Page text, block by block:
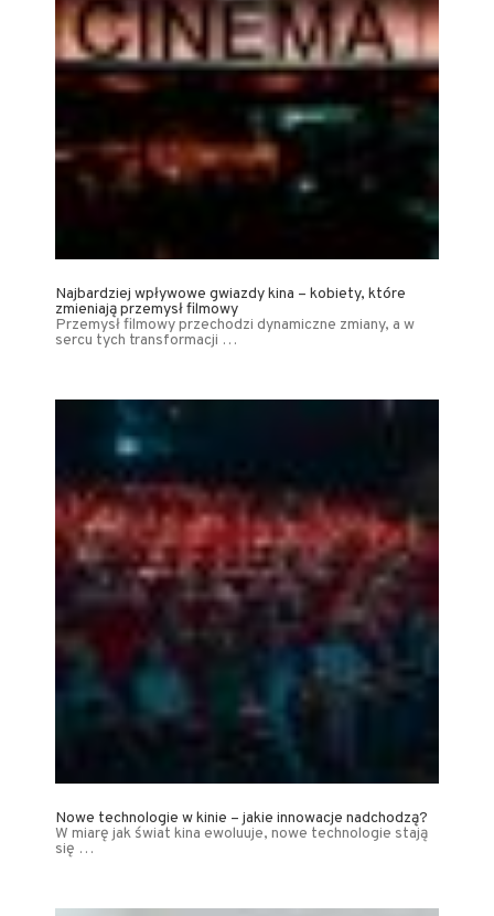
Najbardziej wpływowe gwiazdy kina – kobiety, które
zmieniają przemysł filmowy
Przemysł filmowy przechodzi dynamiczne zmiany, a w
sercu tych transformacji …
Nowe technologie w kinie – jakie innowacje nadchodzą?
W miarę jak świat kina ewoluuje, nowe technologie stają
się …